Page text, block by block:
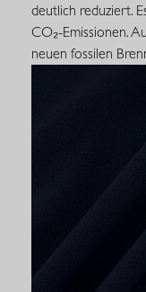
deutlich reduziert.
CO₂-Emissionen.
neuen fossilen